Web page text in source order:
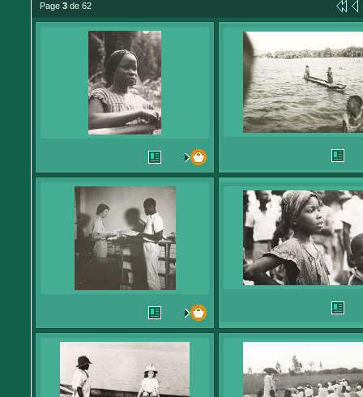
Page 3 de 62